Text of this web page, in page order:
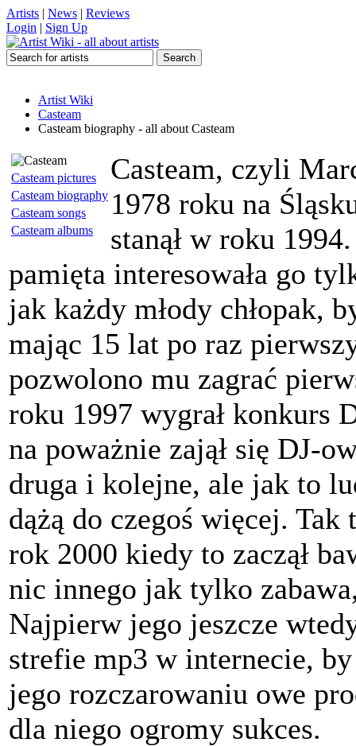
Artists | News | Reviews
Login | Sign Up
Artist Wiki
Casteam
Casteam biography - all about Casteam
Casteam pictures
Casteam biography
Casteam songs
Casteam albums
Casteam, czyli
1978 roku na
stanął w roku
pamięta interesowała go
jak każdy młody chłopak,
mając 15 lat po raz
pozwolono mu zagrać
roku 1997 wygrał konkurs
na poważnie zajął się DJ-
druga i kolejne, ale jak to
dążą do czegoś więcej.
rok 2000 kiedy to zaczął
nic innego jak tylko
Najpierw jego jeszcze
strefie mp3 w internecie,
jego rozczarowaniu owe
dla niego ogromy sukces.